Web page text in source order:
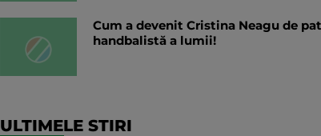
Cum a devenit Cristina Neagu de
handbalistă a lumii!
ULTIMELE STIRI